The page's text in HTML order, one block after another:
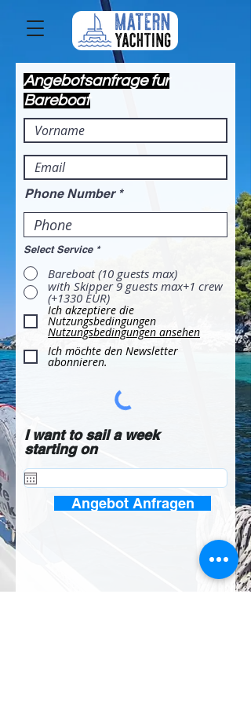
Angebotsanfrage fur
Bareboat
Phone Number
Select Service *
Bareboat (10 guests max)
with Skipper 9 guests max+1 crew
(+1330 EUR)
Ich akzeptiere die
Nutzungsbedingungen
Nutzungsbedingungen ansehen
Ich möchte den Newsletter
abonnieren.
I want to sail a week
starting on
Angebot Anfragen